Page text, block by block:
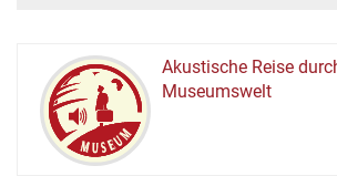
MUSEUM
Akustische Reise
Museumswelt